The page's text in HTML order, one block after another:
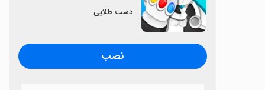
دست طلایی
نصب